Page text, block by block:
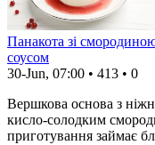
Панакота зі
соусом
30-Jun, 07:00 • 413 • 0
Вершкова основа з
кисло-солодким
приготування займає